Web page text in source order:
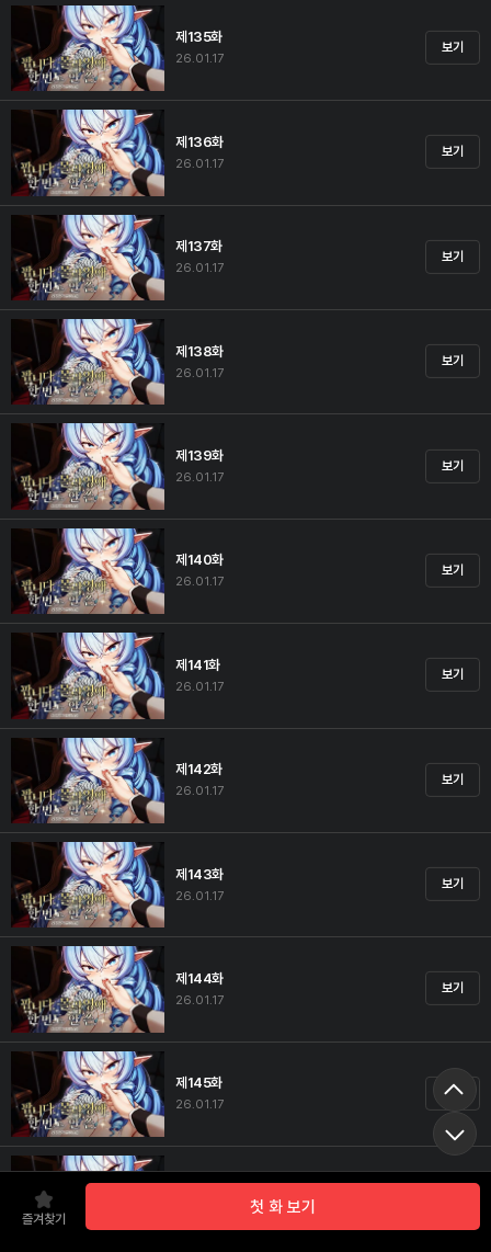
즐겨찾기
첫 화 보기
제135화
26.01.17
보기
제136화
26.01.17
보기
제137화
26.01.17
보기
제138화
26.01.17
보기
제139화
26.01.17
보기
제140화
26.01.17
보기
제141화
26.01.17
보기
제142화
26.01.17
보기
제143화
26.01.17
보기
제144화
26.01.17
보기
제145화
26.01.17
보기
제146화